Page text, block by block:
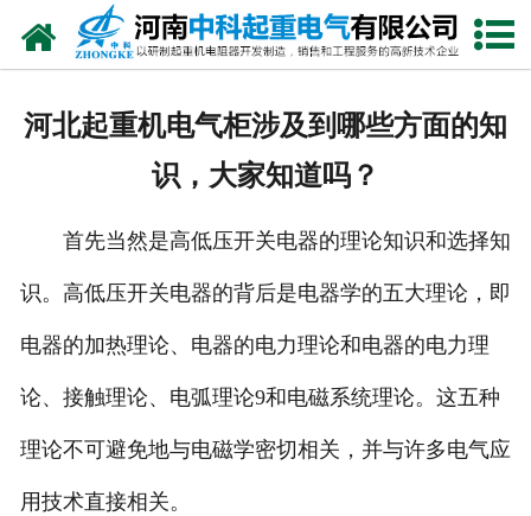
网站首页
公司风采
联系我们
河北起重机电气柜涉及到哪些方面的知
识，大家知道吗？
首先当然是高低压开关电器的理论知识和选择知
识。高低压开关电器的背后是电器学的五大理论，即
电器的加热理论、电器的电力理论和电器的电力理
论、接触理论、电弧理论9和电磁系统理论。这五种
理论不可避免地与电磁学密切相关，并与许多电气应
用技术直接相关。